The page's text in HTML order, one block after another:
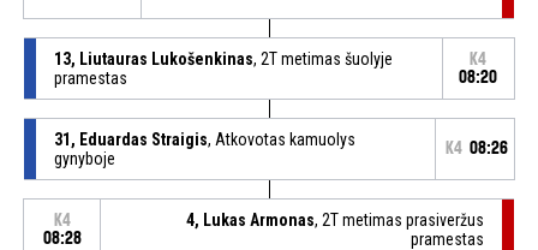
13, Liutauras Lukošenkinas, 2T metimas šuolyje
pramestas
K4
08:20
31, Eduardas Straigis, Atkovotas kamuolys
gynyboje
K4 08:26
K4
08:28
4, Lukas Armonas, 2T metimas prasiveržus
pramestas